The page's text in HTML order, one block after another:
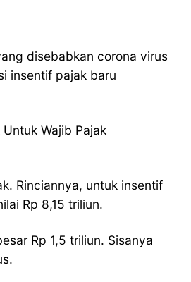
disebabkan corona virus
insentif pajak baru
Wajib Pajak
Rinciannya, untuk insentif
Rp 8,15 triliun.
Rp 1,5 triliun. Sisanya